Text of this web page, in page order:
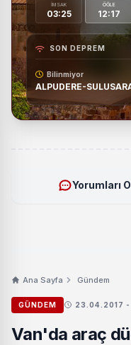
İMSAK
03:25
ÖĞLE
12:17
SON DEPREM
Bilinmiyor
ALPUDERE-
Yorumları
Ana Sayfa Gündem
GÜNDEM 23.04.2017 -
Van'da araç